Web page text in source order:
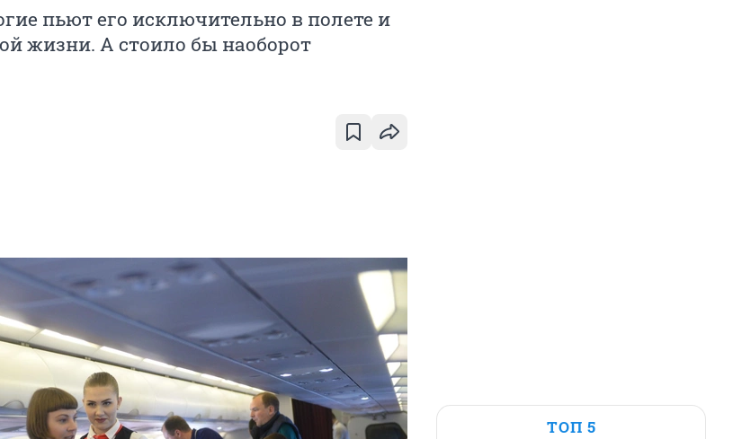
пьют его исключительно в полете и
жизни. А стоило бы наоборот
ТОП 5